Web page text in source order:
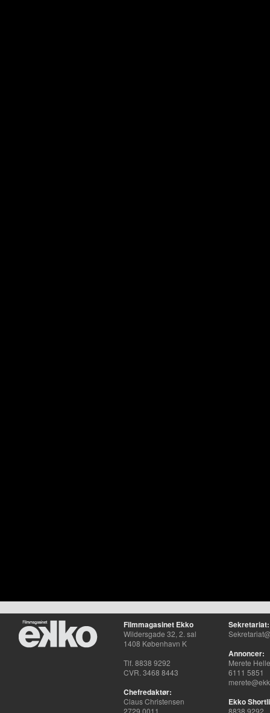
Filmmagasinet Ekko
Wildersgade 32, 2. sal
1408 København K
Tlf. 8838 9292
CVR. 3468 8443
Chefredaktør:
Claus Christensen
2729 0011
Sekretariat:
Annoncer:
Merete
6111 5851
Ekko
8838 9292